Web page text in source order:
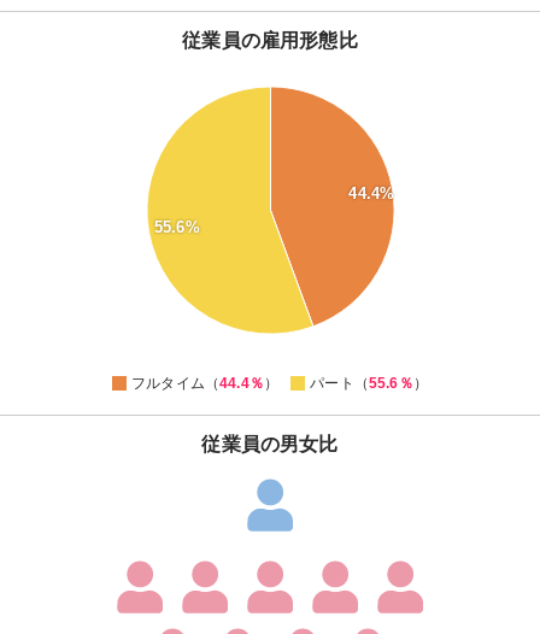
従業員の雇用形態比
44.4%
55.6%
フルタイム（44.4％ ） パート（55.6％ ）
従業員の男女比